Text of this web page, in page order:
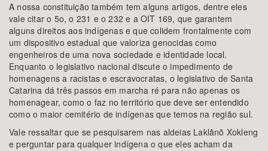
A nossa constituição também tem alguns artigos, dentre eles
vale citar o 5o, o 231 e o 232 e a OIT 169, que garantem
alguns direitos aos indígenas e que colidem frontalmente com
um dispositivo estadual que valoriza genocidas como
engenheiros de uma nova sociedade e identidade local.
Enquanto o legislativo nacional discute o impedimento de
homenagens a racistas e escravocratas, o legislativo de Santa
Catarina dá três passos em marcha ré para não apenas os
homenagear, como o faz no território que deve ser entendido
como o maior cemitério de indígenas que temos na região sul.
Vale ressaltar que se pesquisarem nas aldeias Laklãnõ Xokleng
e perguntar para qualquer indígena o que eles acham da